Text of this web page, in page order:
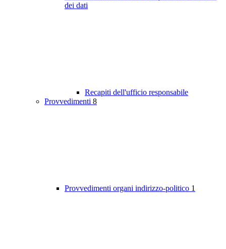
dei dati
Recapiti dell'ufficio responsabile
Provvedimenti 8
Provvedimenti organi indirizzo-politico 1